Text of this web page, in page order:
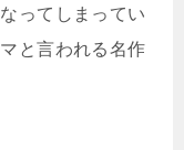
ってしまってい
と言われる名作